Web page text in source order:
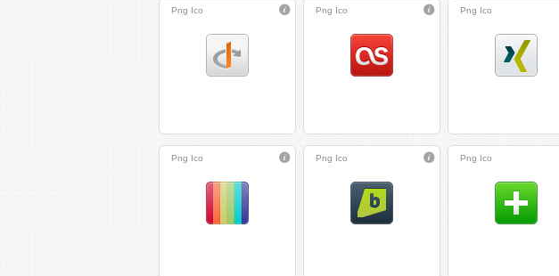
Png Ico Png Ico Png Ico
Png Ico Png Ico Png Ico